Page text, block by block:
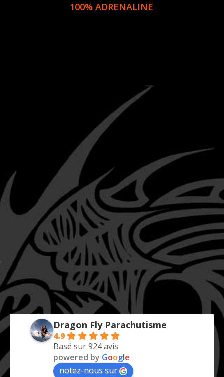
100% ADRENALINE
Dragon Fly Parachutisme
4.9
Basé sur 924 avis
powered by Google
notez-nous sur